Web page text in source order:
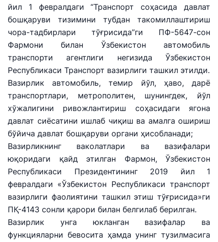
йил 1 февралдаги “Транспорт соҳасида давлат
бошқаруви тизимини тубдан такомиллаштириш
чора-тадбирлари тўғрисида”ги ПФ-5647-сон
Фармони билан Ўзбекистон автомобиль
транспорти агентлиги негизида Ўзбекистон
Республикаси Транспорт вазирлиги ташкил этилди.
Вазирлик автомобиль, темир йўл, ҳаво, дарё
транспортлари, метрополитен, шунингдек, йўл
хўжалигини ривожлантириш соҳасидаги ягона
давлат сиёсатини ишлаб чиқиш ва амалга ошириш
бўйича давлат бошқаруви органи ҳисобланади;
Вазирликнинг ваколатлари ва вазифалари
юқоридаги қайд этилган Фармон, Ўзбекистон
Республикаси Президентининг 2019 йил 1
февралдаги «Ўзбекистон Республикаси транспорт
вазирлиги фаолиятини ташкил этиш тўғрисида»ги
ПҚ-4143 сонли қарори билан белгилаб берилган.
Вазирлик унга юкланган вазифалар ва
функцияларни бевосита ҳамда унинг тузилмасига